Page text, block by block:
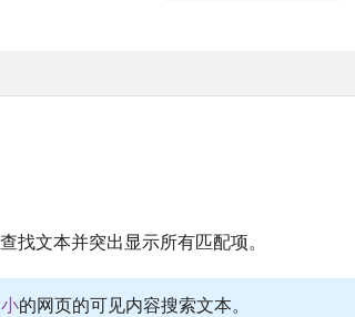
找文本并突出显示所有匹配项。
的网页的可见内容搜索文本。